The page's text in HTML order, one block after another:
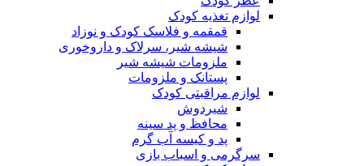
لوازم تغذیه کودک
قمقمه و فلاسک کودک و نوزاد
شیشه شیر، سرلاک و داروخوری
ملزومات شیشه شیر
پستانک و ملزومات
لوازم مراقبتی کودک
شیردوش
محافظ و پد سینه
پد و کیسه آب گرم
سرگرمی و اسباب بازی